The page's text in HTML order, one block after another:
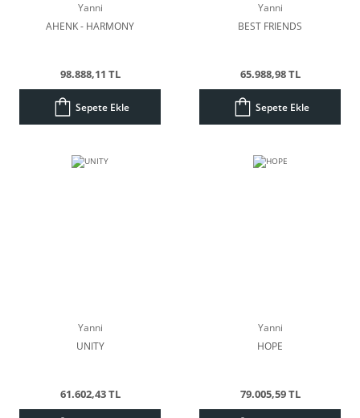
Yanni
AHENK - HARMONY
98.888,11 TL
Sepete Ekle
Yanni
BEST FRIENDS
65.988,98 TL
Sepete Ekle
Yanni
UNITY
61.602,43 TL
Yanni
HOPE
79.005,59 TL